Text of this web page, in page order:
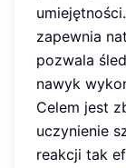
zapewnia
pozwala
nawyk
Celem jest
uczynienie
reakcji tak